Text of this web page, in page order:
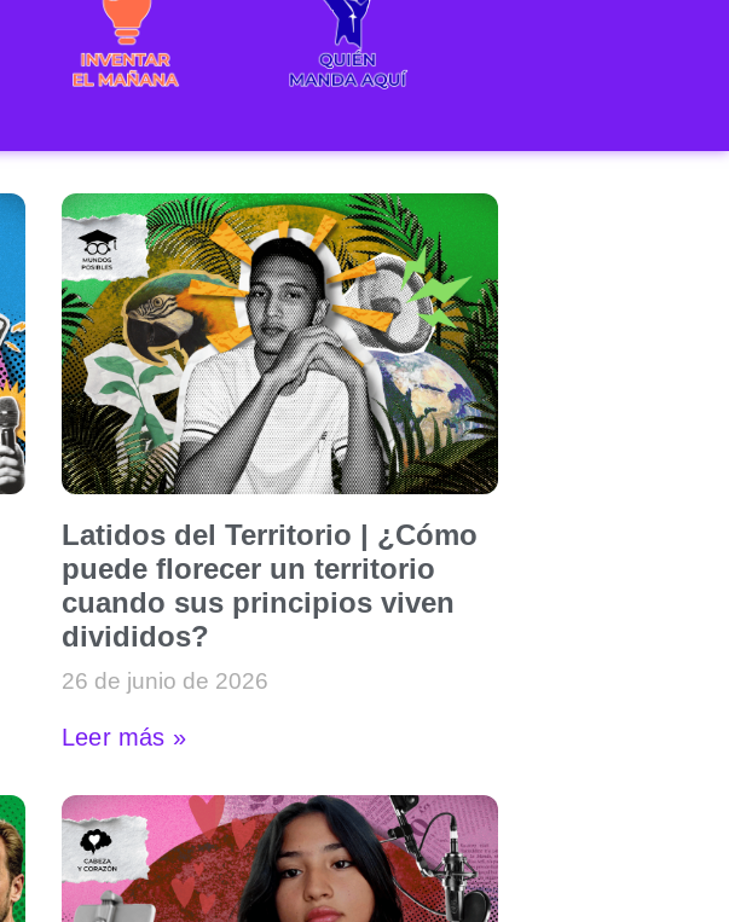
Latidos del Territorio | ¿Cómo
puede florecer un territorio
cuando sus principios viven
divididos?
26 de junio de 2026
Leer más »